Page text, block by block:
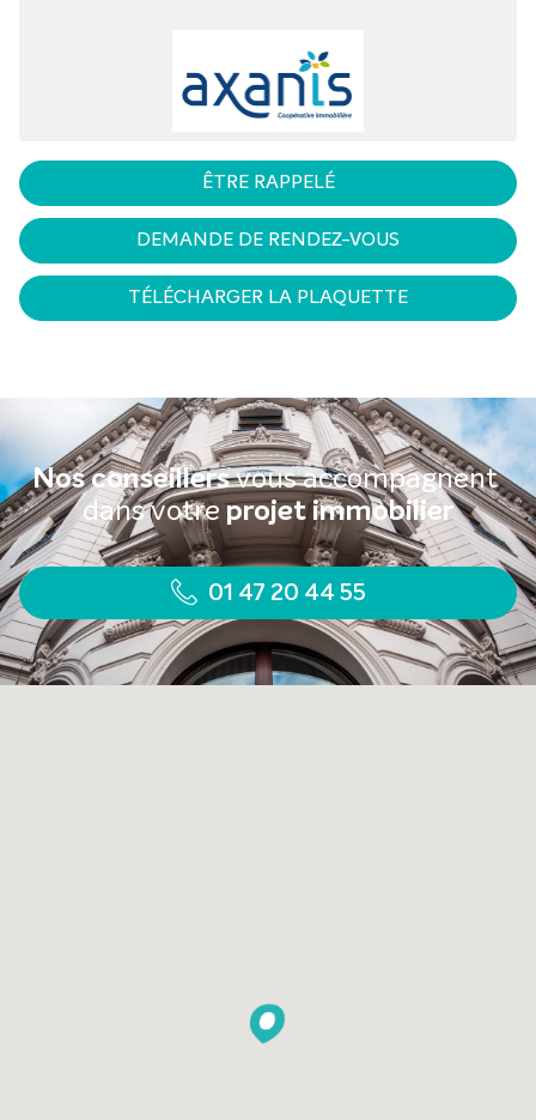
ÊTRE RAPPELÉ
DEMANDE DE RENDEZ-VOUS
TÉLÉCHARGER LA PLAQUETTE
Nos conseillersvous accompagnent
dans votreprojet immobilier
01 47 20 44 55